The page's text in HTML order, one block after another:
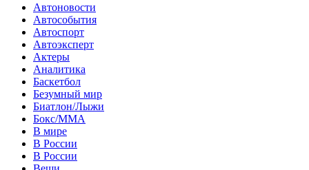
Автоновости
Автособытия
Автоспорт
Автоэксперт
Актеры
Аналитика
Баскетбол
Безумный мир
Биатлон/Лыжи
Бокс/MMA
В мире
В России
В России